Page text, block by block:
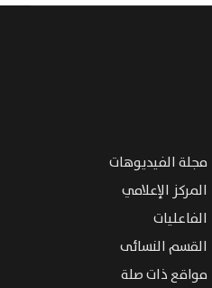
مجلة الفيديوهات
المركز الإعلامي
الفاعليات
القسم النسائى
مواقع ذات صلة